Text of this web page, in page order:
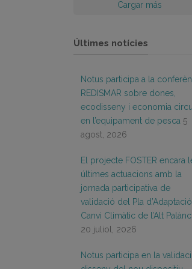
Cargar más
Últimes notícies
Notus participa a la
REDISMAR sobre dones,
ecodisseny i economia
en l’equipament de pesca 5
agost, 2026
El projecte FOSTER encara
últimes actuacions amb la
jornada participativa de
validació del Pla d’Adaptació
Canvi Climàtic de l’Alt
20 juliol, 2026
Notus participa en la